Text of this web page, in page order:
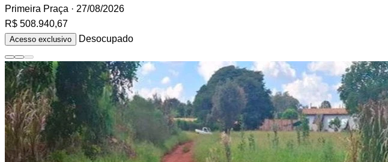
Primeira Praça · 27/08/2026
R$ 508.940,67
Acesso exclusivo Desocupado